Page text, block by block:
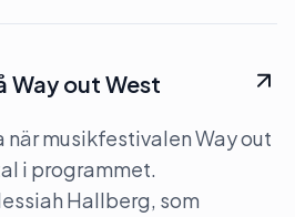
Way out West
när musikfestivalen Way out
i programmet.
Hallberg, som